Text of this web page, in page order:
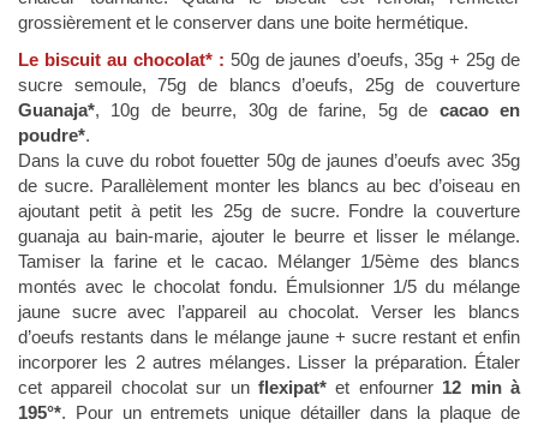
grossièrement et le conserver dans une boite hermétique.
Le biscuit au chocolat* : 50g de jaunes d’oeufs, 35g + 25g de
sucre semoule, 75g de blancs d’oeufs, 25g de couverture
Guanaja*, 10g de beurre, 30g de farine, 5g de cacao en
poudre*.
Dans la cuve du robot fouetter 50g de jaunes d’oeufs avec 35g
de sucre. Parallèlement monter les blancs au bec d’oiseau en
ajoutant petit à petit les 25g de sucre. Fondre la couverture
guanaja au bain-marie, ajouter le beurre et lisser le mélange.
Tamiser la farine et le cacao. Mélanger 1/5ème des blancs
montés avec le chocolat fondu. Émulsionner 1/5 du mélange
jaune sucre avec l’appareil au chocolat. Verser les blancs
d’oeufs restants dans le mélange jaune + sucre restant et enfin
incorporer les 2 autres mélanges. Lisser la préparation. Étaler
cet appareil chocolat sur unflexipat* et enfourner 12 min à
195°*. Pour un entremets unique détailler dans la plaque de